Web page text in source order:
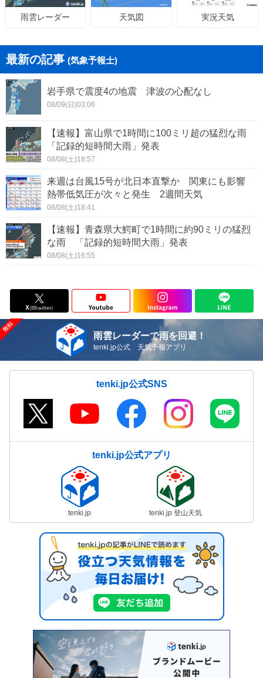
雨雲レーダー 天気図 実況天気
最新の記事 (気象予報士)
岩手県で震度4の地震 津波の心配なし
08/09(日)03:06
【速報】富山県で1時間に100ミリ超の猛烈な雨
「記録的短時間大雨」発表
08/08(土)18:57
来週は台風15号が北日本直撃か 関東にも影響
熱帯低気圧が次々と発生 2週間天気
08/08(土)18:41
【速報】青森県大鰐町で1時間に約90ミリの猛烈
な雨 「記録的短時間大雨」発表
08/08(土)16:55
雨雲レーダーで雨を回避！
tenki.jp公式 天気予報アプリ
tenki.jp公式SNS
tenki.jp公式アプリ
tenki.jp tenki.jp 登山天気